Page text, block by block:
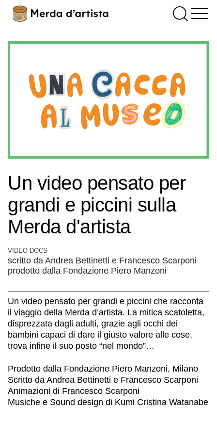
Un video pensato per
grandi e piccini sulla
Merda d'artista
VIDEO DOCS
scritto da Andrea Bettinetti e Francesco Scarponi
prodotto dalla Fondazione Piero Manzoni
Un video pensato per grandi e piccini che racconta
il viaggio della Merda d’artista. La mitica scatoletta,
disprezzata dagli adulti, grazie agli occhi dei
bambini capaci di dare il giusto valore alle cose,
trova infine il suo posto “nel mondo”…
Prodotto dalla Fondazione Piero Manzoni, Milano
Scritto da Andrea Bettinetti e Francesco Scarponi
Animazioni di Francesco Scarponi
Musiche e Sound design di Kumi Cristina Watanabe